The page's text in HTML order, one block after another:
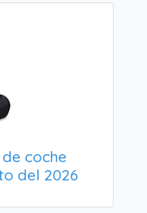
coche
del 2026